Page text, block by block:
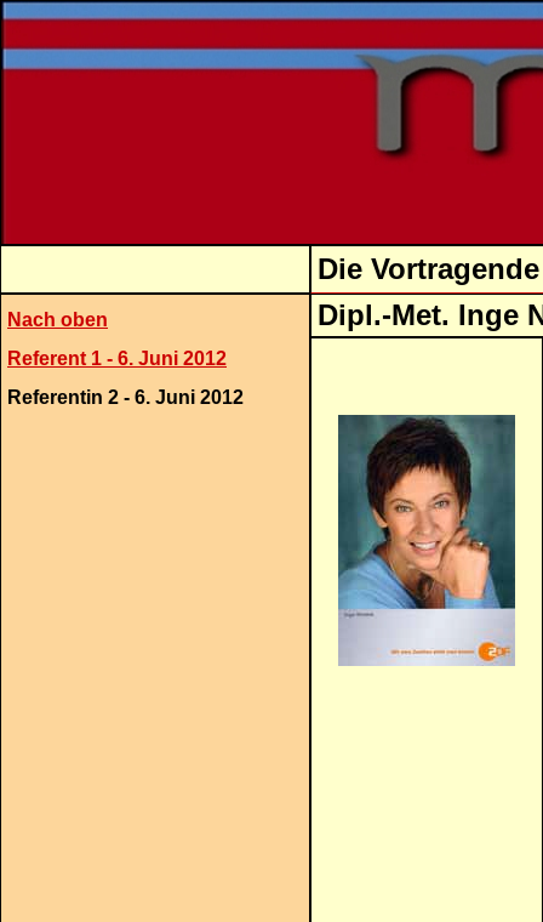
Die
Nach oben
Referent 1 - 6. Juni 2012
Referentin 2 - 6. Juni 2012
Dipl.-Met. Inge